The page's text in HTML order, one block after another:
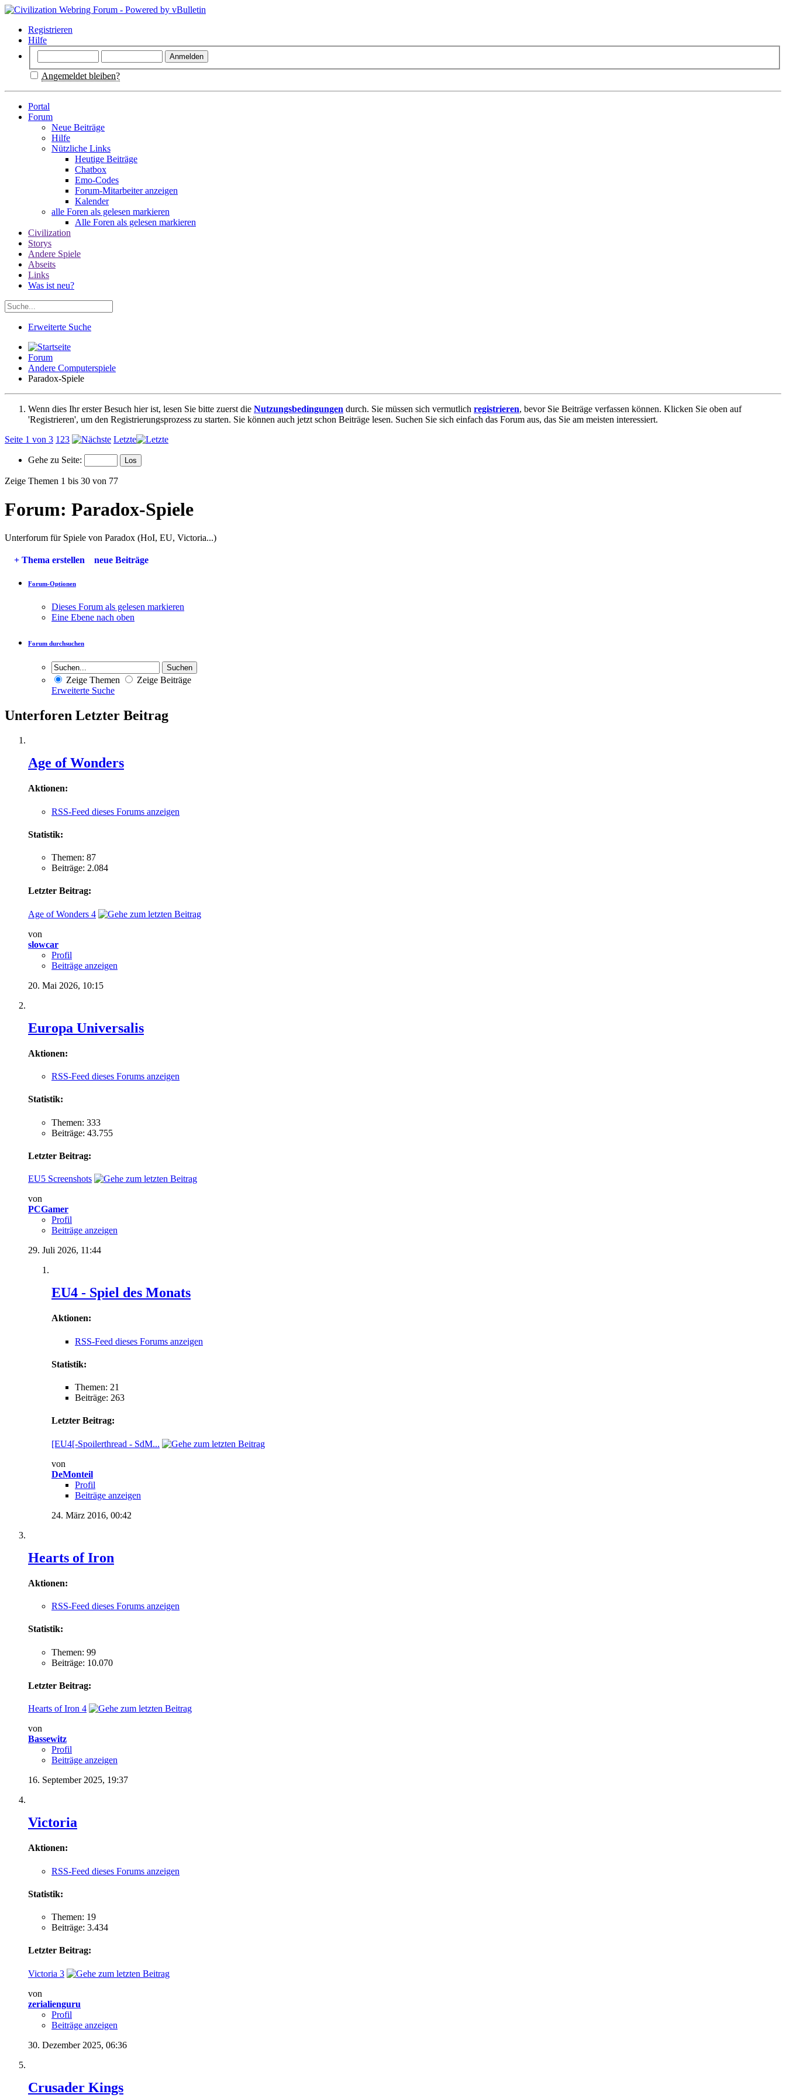
Registrieren
Hilfe
Angemeldet bleiben?
Portal
Forum
Neue Beiträge
Hilfe
Nützliche Links
Heutige Beiträge
Chatbox
Emo-Codes
Forum-Mitarbeiter anzeigen
Kalender
alle Foren als gelesen markieren
Alle Foren als gelesen markieren
Civilization
Storys
Andere Spiele
Abseits
Links
Was ist neu?
Erweiterte Suche
Forum
Andere Computerspiele
Paradox-Spiele
Wenn dies Ihr erster Besuch hier ist, lesen Sie bitte zuerst die Nutzungsbedingungen durch. Sie müssen sich vermutlich registrieren, bevor Sie Beiträge verfassen können. Klicken Sie oben auf
'Registrieren', um den Registrierungsprozess zu starten. Sie können auch jetzt schon Beiträge lesen. Suchen Sie sich einfach das Forum aus, das Sie am meisten interessiert.
Seite 1 von 3 1 23 Letzte
Gehe zu Seite:
Zeige Themen 1 bis 30 von 77
Forum: Paradox-Spiele
Unterforum für Spiele von Paradox (HoI, EU, Victoria...)
+ Thema erstellen neue Beiträge
Forum-Optionen
Dieses Forum als gelesen markieren
Eine Ebene nach oben
Forum durchsuchen
Zeige Themen
Zeige Beiträge
Erweiterte Suche
Unterforen Letzter Beitrag
Age of Wonders
Aktionen:
RSS-Feed dieses Forums anzeigen
Statistik:
Themen: 87
Beiträge: 2.084
Letzter Beitrag:
Age of Wonders 4
von
slowcar
Profil
Beiträge anzeigen
20. Mai 2026, 10:15
Europa Universalis
Aktionen:
RSS-Feed dieses Forums anzeigen
Statistik:
Themen: 333
Beiträge: 43.755
Letzter Beitrag:
EU5 Screenshots
von
PCGamer
Profil
Beiträge anzeigen
29. Juli 2026, 11:44
EU4 - Spiel des Monats
Aktionen:
RSS-Feed dieses Forums anzeigen
Statistik:
Themen: 21
Beiträge: 263
Letzter Beitrag:
[EU4[-Spoilerthread - SdM...
von
DeMonteil
Profil
Beiträge anzeigen
24. März 2016, 00:42
Hearts of Iron
Aktionen:
RSS-Feed dieses Forums anzeigen
Statistik:
Themen: 99
Beiträge: 10.070
Letzter Beitrag:
Hearts of Iron 4
von
Bassewitz
Profil
Beiträge anzeigen
16. September 2025, 19:37
Victoria
Aktionen:
RSS-Feed dieses Forums anzeigen
Statistik:
Themen: 19
Beiträge: 3.434
Letzter Beitrag:
Victoria 3
von
zerialienguru
Profil
Beiträge anzeigen
30. Dezember 2025, 06:36
Crusader Kings